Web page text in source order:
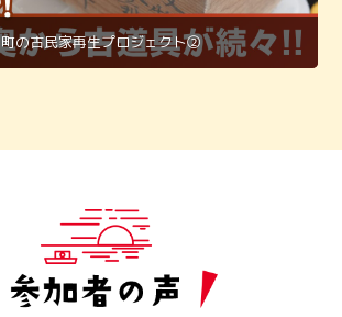
の古民家再生プロジェクト②